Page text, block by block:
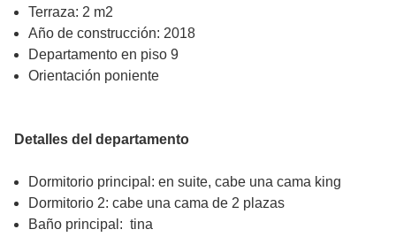
Terraza: 2 m2
Año de construcción: 2018
Departamento en piso 9
Orientación poniente
Detalles del departamento
Dormitorio principal: en suite, cabe una cama king
Dormitorio 2: cabe una cama de 2 plazas
Baño principal: tina